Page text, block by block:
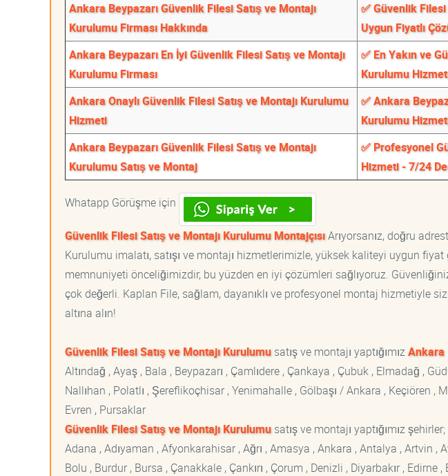
Ankara Beypazarı Güvenlik Filesi Satış ve Montajı
Kurulumu Firması Hakkında
✅ Güvenlik
Uygun Fiyatlı
Ankara Beypazarı En İyi Güvenlik Filesi Satış ve Montajı
Kurulumu Firması
✅ En Yakın ve
Kurulumu
Ankara Onaylı Güvenlik Filesi Satış ve Montajı Kurulumu
Hizmeti
✅ Ankara
Kurulumu
Ankara Beypazarı Güvenlik Filesi Satış ve Montajı
Kurulumu Satış ve Montaj
✅ Profesyonel
Hizmeti - 7/24
Whatapp Görüşme için
Güvenlik Filesi Satış ve Montajı Kurulumu MontajçısıArıyorsanız, doğru
Kurulumu imalatı, satışı ve montajı hizmetlerimizle, yüksek kaliteyi uygun
memnuniyeti önceliğimizdir, bu yüzden en iyi çözümleri sağlıyoruz.
çok değerli. Kaplan File, sağlam, dayanıklı ve profesyonel montaj hizmetiyle
altına alın!
Güvenlik Filesi Satış ve Montajı Kurulumusatış ve montajı yaptığımızAnkara
Altındağ , Ayaş , Bala , Beypazarı , Çamlıdere , Çankaya , Çubuk , Elmadağ ,
Nallıhan , Polatlı , Şereflikoçhisar , Yenimahalle , Gölbaşı / Ankara , Keçiören ,
Evren , Pursaklar
Güvenlik Filesi Satış ve Montajı Kurulumusatış ve montajı yaptığımız şehirler;
Adana , Adıyaman , Afyonkarahisar , Ağrı , Amasya , Ankara , Antalya , Artvin ,
Bolu , Burdur , Bursa , Çanakkale , Çankırı , Çorum , Denizli , Diyarbakır , Edirne